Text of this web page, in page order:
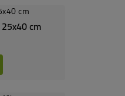
cm